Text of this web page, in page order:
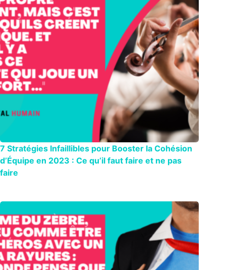
7 Stratégies Infaillibles pour Booster la Cohésion
d’Équipe en 2023 : Ce qu’il faut faire et ne pas
faire